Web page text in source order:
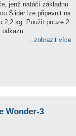
jenž natáčí základnu
lze připevnit na
2,2 kg. Použit pouze 2
odkazu.
...zobrazit více
Wonder-3